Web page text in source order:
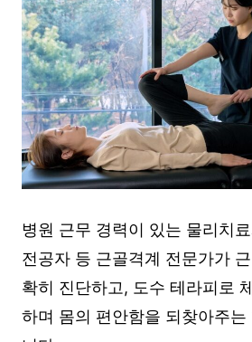
병원 근무 경력이 있는 물리치
전공자 등 근골격계 전문가가
확히 진단하고, 도수 테라피로
하며 몸의 편안함을 되찾아주는